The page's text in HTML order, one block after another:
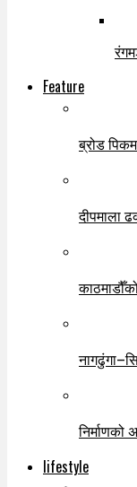
Feature
ब्रोड
दीपमाला
lifestyle